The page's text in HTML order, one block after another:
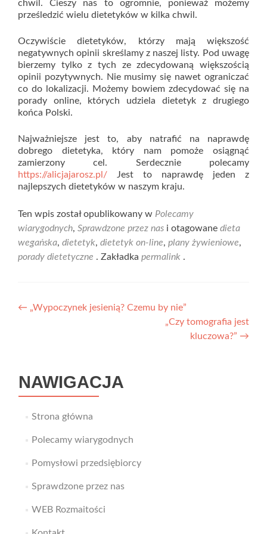
chwil. Cieszy nas to ogromnie, ponieważ możemy
prześledzić wielu dietetyków w kilka chwil.
Oczywiście dietetyków, którzy mają większość
negatywnych opinii skreślamy z naszej listy. Pod uwagę
bierzemy tylko z tych ze zdecydowaną większością
opinii pozytywnych. Nie musimy się nawet ograniczać
co do lokalizacji. Możemy bowiem zdecydować się na
porady online, których udziela dietetyk z drugiego
końca Polski.
Najważniejsze jest to, aby natrafić na naprawdę
dobrego dietetyka, który nam pomoże osiągnąć
zamierzony cel. Serdecznie polecamy
https://alicjajarosz.pl/ Jest to naprawdę jeden z
najlepszych dietetyków w naszym kraju.
Ten wpis został opublikowany w Polecamy
wiarygodnych, Sprawdzone przez nas i otagowane dieta
wegańska, dietetyk, dietetyk on-line, plany żywieniowe,
porady dietetyczne . Zakładka permalink .
Nawigacja
← „Wypoczynek jesienią? Czemu by nie”
„Czy tomografia jest
kluczowa?” →
NAWIGACJA
Strona główna
Polecamy wiarygodnych
Pomysłowi przedsiębiorcy
Sprawdzone przez nas
WEB Rozmaitości